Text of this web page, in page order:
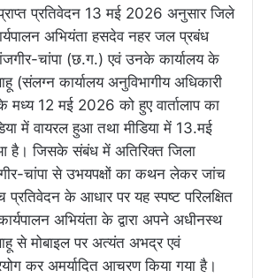
प्रतिवेदन 13 मई 2026 अनुसार जिले
अभियंता हसदेव नहर जल प्रबंध
चांपा (छ.ग.) एवं उनके कार्यालय के
(संलग्न कार्यालय अनुविभागीय अधिकारी
मध्य 12 मई 2026 को हुए वार्तालाप का
में वायरल हुआ तथा मीडिया में 13.मई
है। जिसके संबंध में अतिरिक्त जिला
चांपा से उभयपक्षों का कथन लेकर जांच
प्रतिवेदन के आधार पर यह स्पष्ट परिलक्षित
अभियंता के द्वारा अपने अधीनस्थ
से मोबाइल पर अत्यंत अभद्र एवं
कर अमर्यादित आचरण किया गया है।